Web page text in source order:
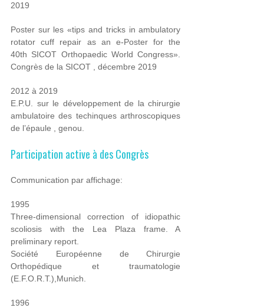
2019
Poster sur les «tips and tricks in ambulatory
rotator cuff repair as an e-Poster for the
40th SICOT Orthopaedic World Congress».
Congrès de la SICOT, décembre 2019
2012 à 2019
E.P.U. sur le développement de la chirurgie
ambulatoire des techinques arthroscopiques
de l’épaule , genou.
Participation active à des Congrès
Communication par affichage:
1995
Three-dimensional correction of idiopathic
scoliosis with the Lea Plaza frame. A
preliminary report.
Société Européenne de Chirurgie
Orthopédique et traumatologie
(E.F.O.R.T.),Munich.
1996